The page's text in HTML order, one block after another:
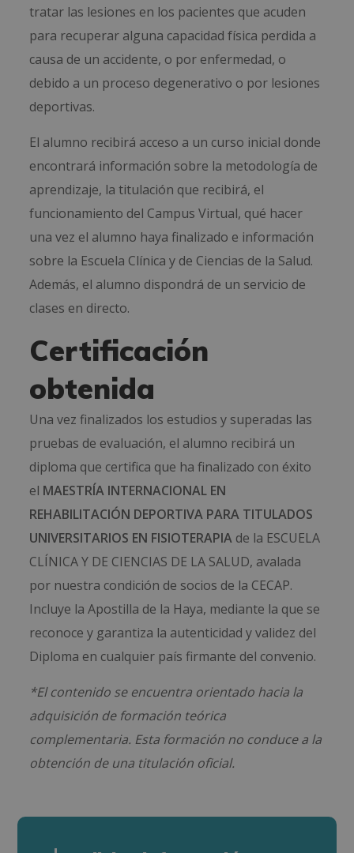
tratar las lesiones en los pacientes que acuden
para recuperar alguna capacidad física perdida a
causa de un accidente, o por enfermedad, o
debido a un proceso degenerativo o por lesiones
deportivas.
El alumno recibirá acceso a un curso inicial donde
encontrará información sobre la metodología de
aprendizaje, la titulación que recibirá, el
funcionamiento del Campus Virtual, qué hacer
una vez el alumno haya finalizado e información
sobre la Escuela Clínica y de Ciencias de la Salud.
Además, el alumno dispondrá de un servicio de
clases en directo.
Certificación
obtenida
Una vez finalizados los estudios y superadas las
pruebas de evaluación, el alumno recibirá un
diploma que certifica que ha finalizado con éxito
el MAESTRÍA INTERNACIONAL EN
REHABILITACIÓN DEPORTIVA PARA TITULADOS
UNIVERSITARIOS EN FISIOTERAPIA de la ESCUELA
CLÍNICA Y DE CIENCIAS DE LA SALUD, avalada
por nuestra condición de socios de la CECAP.
Incluye la Apostilla de la Haya, mediante la que se
reconoce y garantiza la autenticidad y validez del
Diploma en cualquier país firmante del convenio.
*El contenido se encuentra orientado hacia la
adquisición de formación teórica
complementaria. Esta formación no conduce a la
obtención de una titulación oficial.